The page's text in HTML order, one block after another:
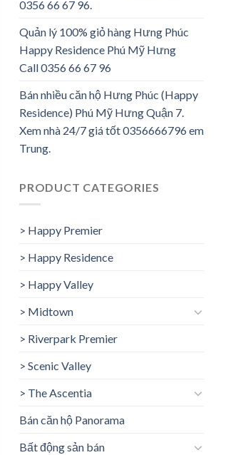
0356 66 67 96.
Quản lý 100% giỏ hàng Hưng Phúc
Happy Residence Phú Mỹ Hưng
Call 0356 66 67 96
Bán nhiều căn hộ Hưng Phúc (Happy
Residence) Phú Mỹ Hưng Quận 7.
Xem nhà 24/7 giá tốt 0356666796 em
Trung.
PRODUCT CATEGORIES
> Happy Premier
> Happy Residence
> Happy Valley
> Midtown
> Riverpark Premier
> Scenic Valley
> The Ascentia
Bán căn hộ Panorama
Bất động sản bán